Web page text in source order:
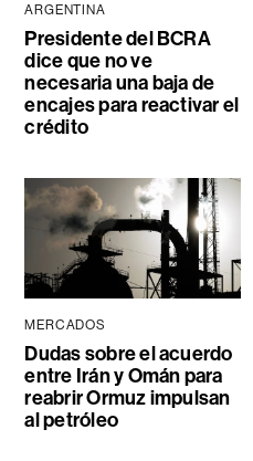
ARGENTINA
Presidente del BCRA
dice que no ve
necesaria una baja de
encajes para reactivar el
crédito
MERCADOS
Dudas sobre el acuerdo
entre Irán y Omán para
reabrir Ormuz impulsan
al petróleo